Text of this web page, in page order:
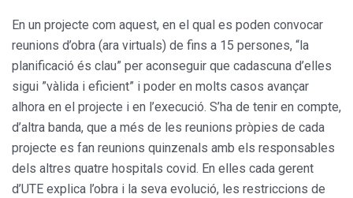
En un projecte com aquest, en el qual es poden convocar
reunions d’obra (ara virtuals) de fins a 15 persones, “la
planificació és clau” per aconseguir que cadascuna d’elles
sigui ”vàlida i eficient” i poder en molts casos avançar
alhora en el projecte i en l’execució. S’ha de tenir en compte,
d’altra banda, que a més de les reunions pròpies de cada
projecte es fan reunions quinzenals amb els responsables
dels altres quatre hospitals covid. En elles cada gerent
d’UTE explica l’obra i la seva evolució, les restriccions de